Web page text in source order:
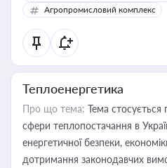
Агропромисловий комплекс
Теплоенергетика
Про що тема: Тема стосується
сфери теплопостачання в
енергетичної безпеки,
дотримання законодавчих